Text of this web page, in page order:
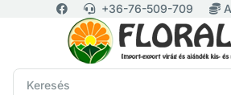
+36-76-509-709